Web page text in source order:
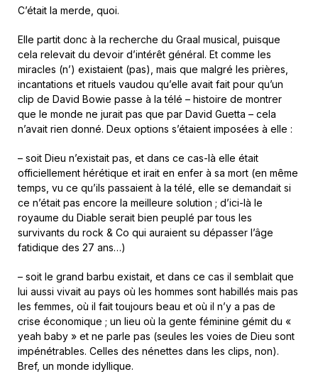
C’était la merde, quoi.
Elle partit donc à la recherche du Graal musical, puisque
cela relevait du devoir d’intérêt général. Et comme les
miracles (n’) existaient (pas), mais que malgré les prières,
incantations et rituels vaudou qu’elle avait fait pour qu’un
clip de David Bowie passe à la télé – histoire de montrer
que le monde ne jurait pas que par David Guetta – cela
n’avait rien donné. Deux options s’étaient imposées à elle :
– soit Dieu n’existait pas, et dans ce cas-là elle était
officiellement hérétique et irait en enfer à sa mort (en même
temps, vu ce qu’ils passaient à la télé, elle se demandait si
ce n’était pas encore la meilleure solution ; d’ici-là le
royaume du Diable serait bien peuplé par tous les
survivants du rock & Co qui auraient su dépasser l’âge
fatidique des 27 ans…)
– soit le grand barbu existait, et dans ce cas il semblait que
lui aussi vivait au pays où les hommes sont habillés mais pas
les femmes, où il fait toujours beau et où il n’y a pas de
crise économique ; un lieu où la gente féminine gémit du «
yeah baby » et ne parle pas (seules les voies de Dieu sont
impénétrables. Celles des nénettes dans les clips, non).
Bref, un monde idyllique.